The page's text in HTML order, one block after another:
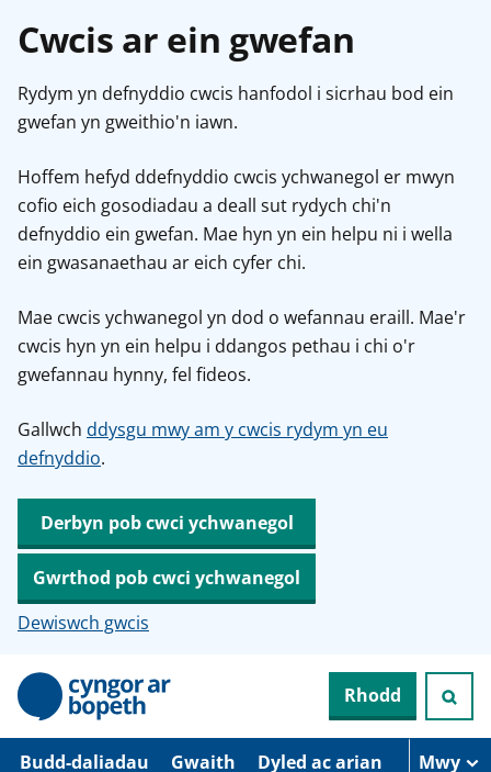
Cwcis ar ein gwefan
Rydym yn defnyddio cwcis hanfodol i sicrhau bod ein
gwefan yn gweithio'n iawn.
Hoffem hefyd ddefnyddio cwcis ychwanegol er mwyn
cofio eich gosodiadau a deall sut rydych chi'n
defnyddio ein gwefan. Mae hyn yn ein helpu ni i wella
ein gwasanaethau ar eich cyfer chi.
Mae cwcis ychwanegol yn dod o wefannau eraill. Mae'r
cwcis hyn yn ein helpu i ddangos pethau i chi o'r
gwefannau hynny, fel fideos.
Gallwch ddysgu mwy am y cwcis rydym yn eu
defnyddio.
Derbyn pob cwci ychwanegol
Gwrthod pob cwci ychwanegol
Dewiswch gwcis
N
d
Rhodd
Budd-daliadau Gwaith Dyled ac arian Mwy